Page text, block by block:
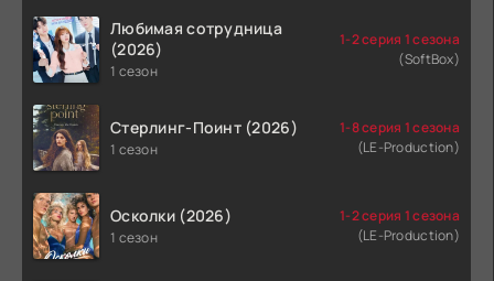
Любимая сотрудница
(2026)
1 сезон
1-2 серия 1 сезона
(SoftBox)
Стерлинг-Поинт (2026)
1 сезон
1-8 серия 1 сезона
(LE-Production)
Осколки (2026)
1 сезон
1-2 серия 1 сезона
(LE-Production)